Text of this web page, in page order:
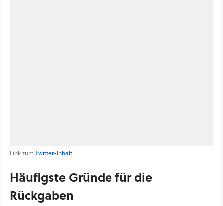
Link zum Twitter-Inhalt
Häufigste Gründe für die
Rückgaben